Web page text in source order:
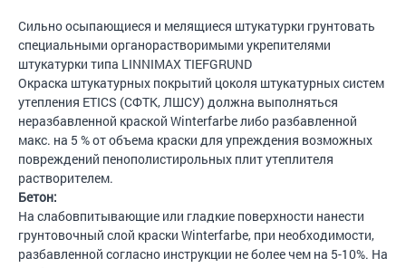
Сильно осыпающиеся и мелящиеся штукатурки грунтовать
специальными органорастворимыми укрепителями
штукатурки типа LINNIMAX TIEFGRUND
Окраска штукатурных покрытий цоколя штукатурных систем
утепления ETICS (СФТК, ЛШСУ) должна выполняться
неразбавленной краской Winterfarbe либо разбавленной
макс. на 5 % от объема краски для упреждения возможных
повреждений пенополистирольных плит утеплителя
растворителем.
Бетон:
На слабовпитывающие или гладкие поверхности нанести
грунтовочный слой краски Winterfarbe, при необходимости,
разбавленной согласно инструкции не более чем на 5-10%. На